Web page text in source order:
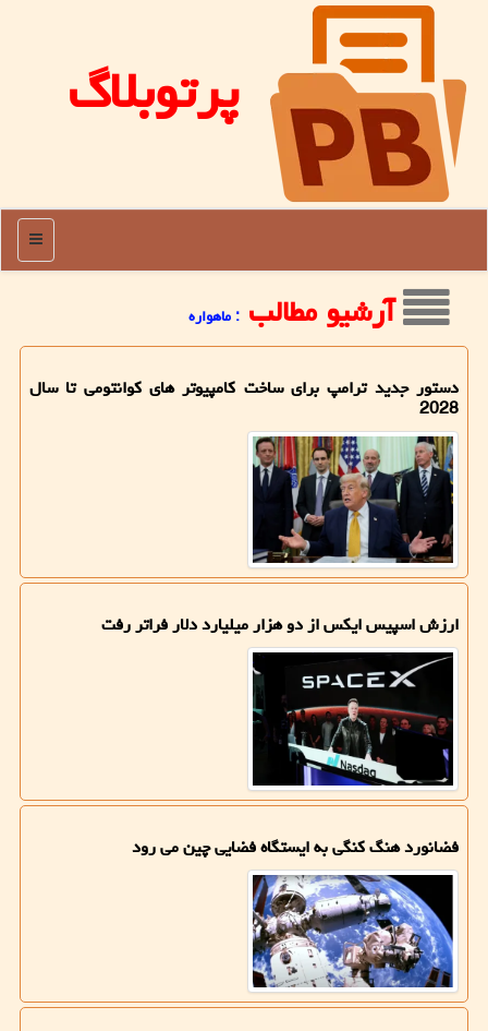
پرتوبلاگ
منو
آرشیو مطالب : ماهواره
دستور جدید ترامپ برای ساخت کامپیوتر های کوانتومی تا سال
2028
ارزش اسپیس ایکس از دو هزار میلیارد دلار فراتر رفت
فضانورد هنگ کنگی به ایستگاه فضایی چین می رود